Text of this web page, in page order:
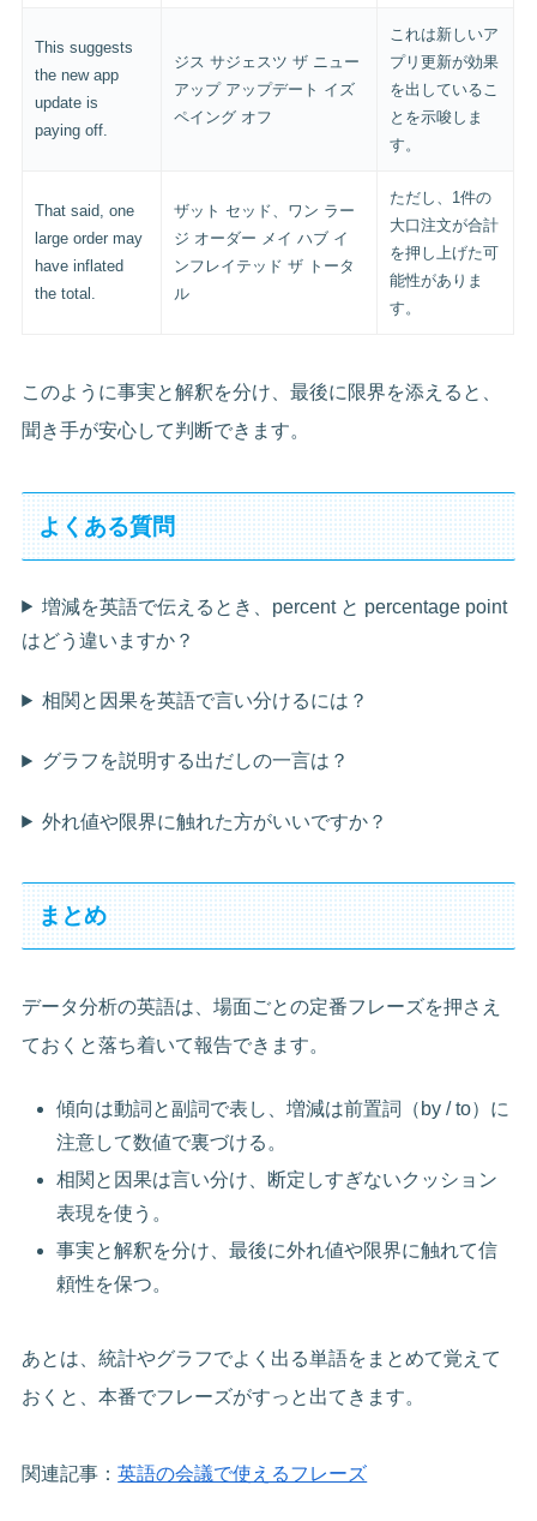
This suggests
the new app
update is
paying off.
ジス サジェスツ ザ ニュー
アップ アップデート イズ
ペイング オフ
これは新しいア
プリ更新が効果
を出しているこ
とを示唆しま
す。
That said, one
large order may
have inflated
the total.
ザット セッド、ワン ラー
ジ オーダー メイ ハブ イ
ンフレイテッド ザ トータ
ル
ただし、1件の
大口注文が合計
を押し上げた可
能性がありま
す。
このように事実と解釈を分け、最後に限界を添えると、
聞き手が安心して判断できます。
よくある質問
増減を英語で伝えるとき、percent と percentage point
はどう違いますか？
相関と因果を英語で言い分けるには？
グラフを説明する出だしの一言は？
外れ値や限界に触れた方がいいですか？
まとめ
データ分析の英語は、場面ごとの定番フレーズを押さえ
ておくと落ち着いて報告できます。
傾向は動詞と副詞で表し、増減は前置詞（by / to）に
注意して数値で裏づける。
相関と因果は言い分け、断定しすぎないクッション
表現を使う。
事実と解釈を分け、最後に外れ値や限界に触れて信
頼性を保つ。
あとは、統計やグラフでよく出る単語をまとめて覚えて
おくと、本番でフレーズがすっと出てきます。
関連記事：英語の会議で使えるフレーズ